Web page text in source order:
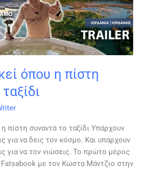
όπου η πίστη
πίστη συναντά το ταξίδι Υπάρχουν
για να δεις τον κόσμο. Και υπάρχουν
για να τον νιώσεις. Το πρώτο μέρος
με τον Κώστα Μάντζιο στην